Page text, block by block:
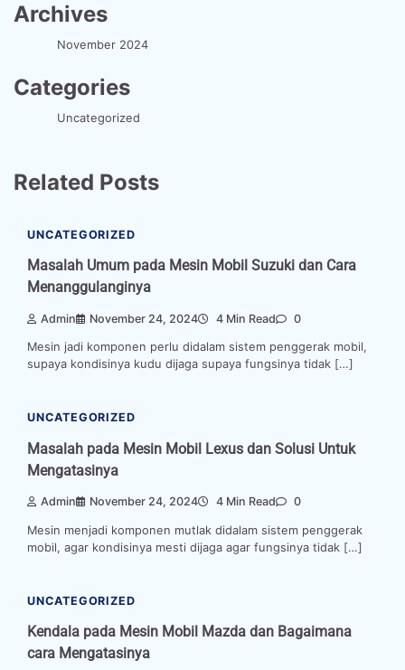
Archives
November 2024
Categories
Uncategorized
Related Posts
UNCATEGORIZED
Masalah Umum pada Mesin Mobil Suzuki dan Cara
Menanggulanginya
Admin November 24, 2024 4 Min Read 0
Mesin jadi komponen perlu didalam sistem penggerak mobil,
supaya kondisinya kudu dijaga supaya fungsinya tidak […]
UNCATEGORIZED
Masalah pada Mesin Mobil Lexus dan Solusi Untuk
Mengatasinya
Admin November 24, 2024 4 Min Read 0
Mesin menjadi komponen mutlak didalam sistem penggerak
mobil, agar kondisinya mesti dijaga agar fungsinya tidak […]
UNCATEGORIZED
Kendala pada Mesin Mobil Mazda dan Bagaimana
cara Mengatasinya